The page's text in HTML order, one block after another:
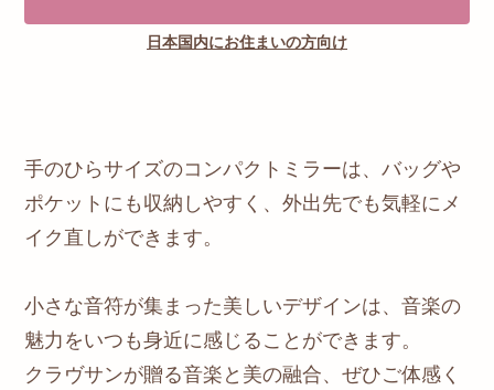
日本国内にお住まいの方向け
手のひらサイズのコンパクトミラーは、バッグや
ポケットにも収納しやすく、外出先でも気軽にメ
イク直しができます。
小さな音符が集まった美しいデザインは、音楽の
魅力をいつも身近に感じることができます。
クラヴサンが贈る音楽と美の融合、ぜひご体感く